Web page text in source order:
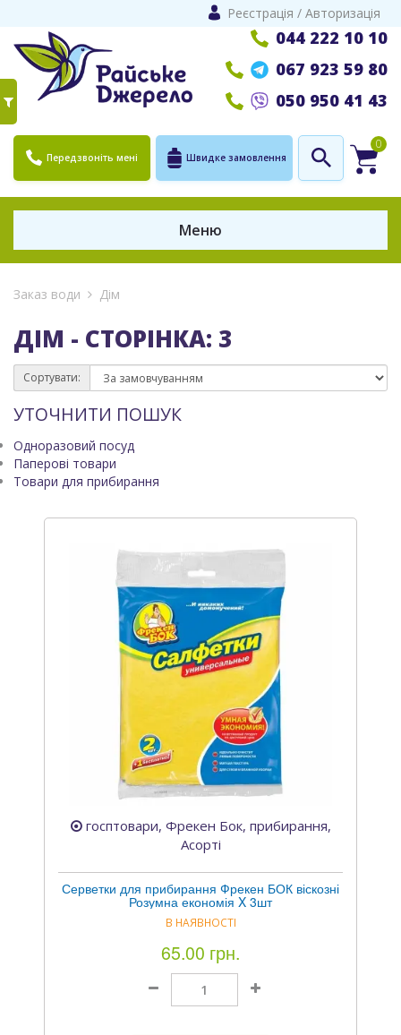
Реєстрація / Авторизація
044 222 10 10
067 923 59 80
050 950 41 43
Передзвоніть мені Швидке замовлення
0
Меню
Заказ води Дім
ДІМ - СТОРІНКА: 3
Сортувати:
УТОЧНИТИ ПОШУК
Одноразовий посуд
Паперові товари
Товари для прибирання
госптовари, Фрекен Бок, прибирання,
Асорті
Серветки для прибирання Фрекен БОК віскозні
Розумна економія X 3шт
В НАЯВНОСТІ
65.00 грн.